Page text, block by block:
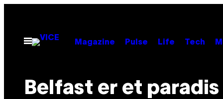
contentOpen
Menu
Magazine Pulse Life Tech
Belfast er et paradis